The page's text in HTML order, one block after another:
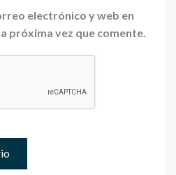
electrónico y web en
próxima vez que comente.